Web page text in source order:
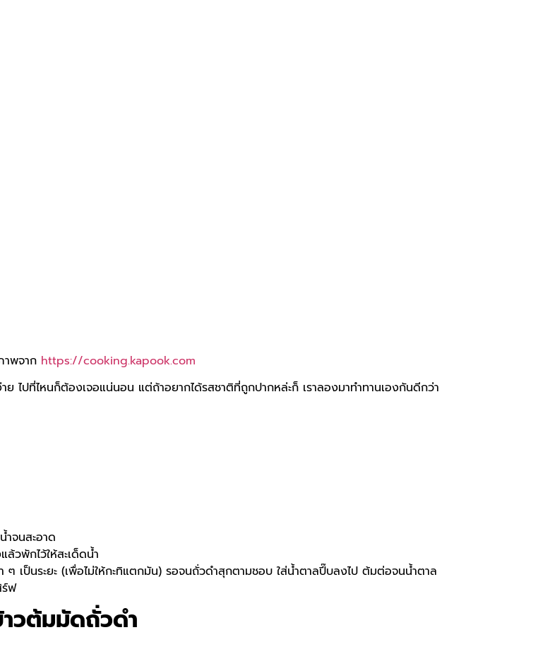
พจาก https://cooking.kapook.com
ไปที่ไหนก็ต้องเจอแน่นอน แต่ถ้าอยากได้รสชาติที่ถูกปากหล่ะก็ เราลองมาทำทานเองกันดีกว่า
ำจนสะอาด
วพักไว้ให้สะเด็ดน้ำ
เป็นระยะ (เพื่อไม่ให้กะทิแตกมัน) รอจนถั่วดำสุกตามชอบ ใส่น้ำตาลปี๊บลงไป ต้มต่อจนน้ำตาล
ร์ฟ
วต้มมัดถั่วดำ